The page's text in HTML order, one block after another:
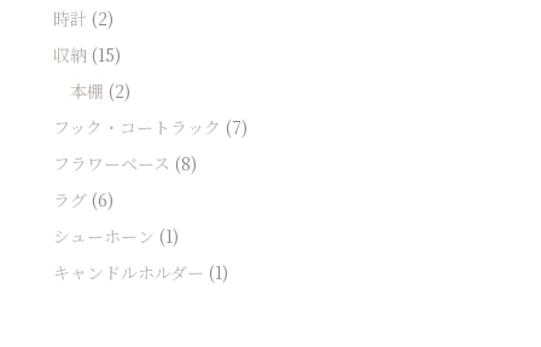
時計 (2)
収納 (15)
本棚 (2)
フック・コートラック (7)
フラワーベース (8)
ラグ (6)
シューホーン (1)
キャンドルホルダー (1)